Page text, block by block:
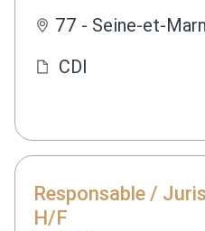
77 - Seine-et-
CDI
Responsable /
H/F